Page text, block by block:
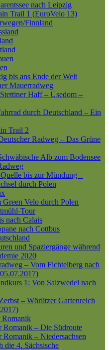
nach Leipzig
Trail 1 (EuroVelo 13)
Finnland
bis ans Ende der Welt
Mauerradweg
Haff – Usedom –
durch Deutschland – Ein
Trail 2
Radweg – Das Grüne
Alb zum Bodensee
bis zur Mündung –
durch Polen
Velo durch Polen
Tour
nach Calais
nach Cottbus
und Spaziergänge während
2020
– Vom Fichtelberg nach
1: Von Salzwedel nach
– Wörlitzer Gartenreich
Romanik
Romanik – Die Südroute
Romanik – Niedersachsen
die 4. Sächsische